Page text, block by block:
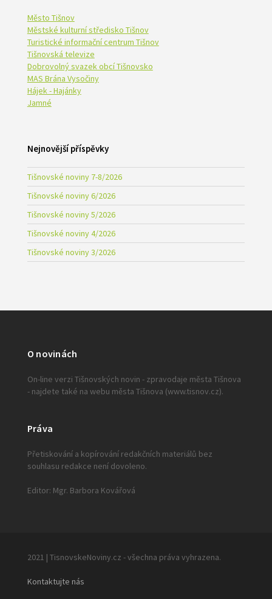
Město Tišnov
Městské kulturní středisko Tišnov
Turistické informační centrum Tišnov
Tišnovská televize
Dobrovolný svazek obcí Tišnovsko
MAS Brána Vysočiny
Hájek - Hajánky
Jamné
Nejnovější příspěvky
Tišnovské noviny 7-8/2026
Tišnovské noviny 6/2026
Tišnovské noviny 5/2026
Tišnovské noviny 4/2026
Tišnovské noviny 3/2026
O novinách
On-line verzi Tišnovských novin - zpravodaje města Tišnova
- najdete také na webu města Tišnova (www.tisnov.cz).
Práva
Přetiskování a kopírování redakčních materiálů bez
souhlasu redakce není dovoleno.
Editor: Mgr. Barbora Kovářová
2021 | TisnovskeNoviny.cz - všechna práva vyhrazena.
Kontaktujte nás